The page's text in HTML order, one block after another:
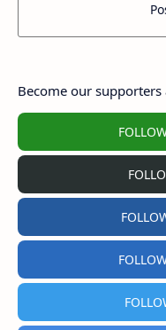
Become our